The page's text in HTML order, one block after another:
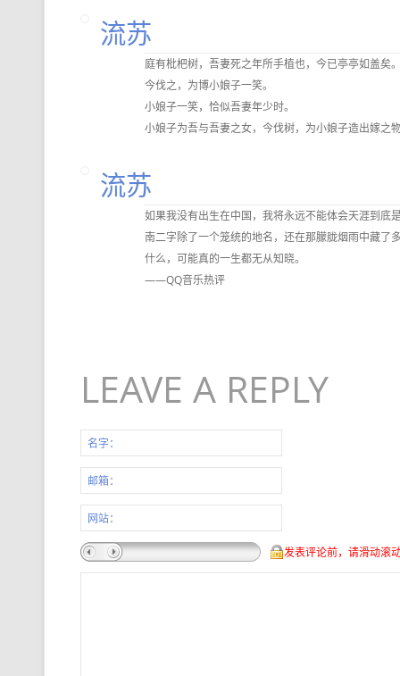
流苏
庭有枇杷树，吾妻死之年所手植也，今已亭亭如盖矣
今伐之，为博小娘子一笑。
小娘子一笑，恰似吾妻年少时。
小娘子为吾与吾妻之女，今伐树，为小娘子造出嫁之
流苏
如果我没有出生在中国，我将永远不能体会天涯到底
南二字除了一个笼统的地名，还在那朦胧烟雨中藏了
什么，可能真的一生都无从知晓。
——QQ音乐热评
LEAVE A REPLY
名字：
邮箱：
网站：
发表评论前，请滑动滚